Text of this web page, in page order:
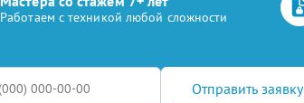
Работаем с техникой любой сложности
Отправить заявку